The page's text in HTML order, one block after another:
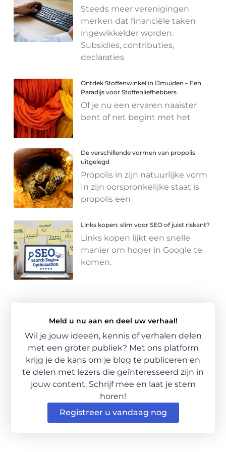
Steeds meer verenigingen
merken dat financiële taken
ingewikkelder worden.
Subsidies, contributies,
declaraties
Ontdek Stoffenwinkel in IJmuiden – Een
Paradijs voor Stoffenliefhebbers
Of je nu een ervaren naaister
bent of net begint met het
De verschillende vormen van propolis
uitgelegd
Propolis in zijn natuurlijke vorm
In zijn oorspronkelijke staat is
propolis een
Links kopen: slim voor SEO of juist riskant?
Links kopen lijkt een snelle
manier om hoger in Google te
komen.
Meld u nu aan en deel uw verhaal!
Wil je jouw ideeën, kennis of verhalen delen
met een groter publiek? Met ons platform
krijg je de kans om je blog te publiceren en
te delen met lezers die geïnteresseerd zijn in
jouw content. Schrijf mee en laat je stem
horen!
Registreer u vandaag nog